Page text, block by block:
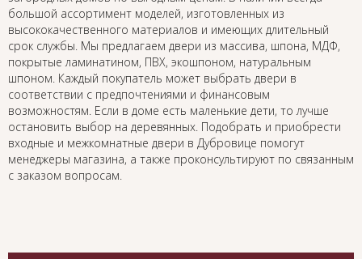
большой ассортимент моделей, изготовленных из
высококачественного материалов и имеющих длительный
срок службы. Мы предлагаем двери из массива, шпона, МДФ,
покрытые ламинатином, ПВХ, экошпоном, натуральным
шпоном. Каждый покупатель может выбрать двери в
соответствии с предпочтениями и финансовым
возможностям. Если в доме есть маленькие дети, то лучше
остановить выбор на деревянных. Подобрать и приобрести
входные и межкомнатные двери в Дубровице помогут
менеджеры магазина, а также проконсультируют по связанным
с заказом вопросам.